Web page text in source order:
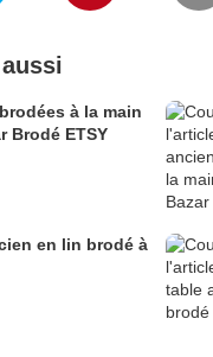
à la main
Brodé ETSY
en lin brodé à